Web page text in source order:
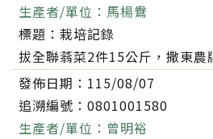
生產者/單位： 馬楊鴦
標題： 栽培記錄
發佈日期： 115/08/07
追溯編號： 0801001580
生產者/單位： 曾明裕